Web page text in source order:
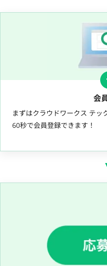
会
まずはクラウドワークス テッ
60秒で会員登録できます！